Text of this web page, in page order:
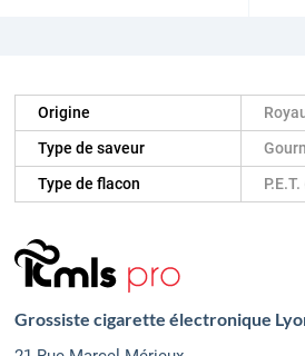
Origine
Type de saveur
Type de flacon
Grossiste cigarette électronique